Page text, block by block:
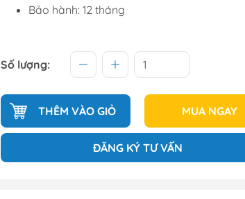
Bảo hành: 12 tháng
Số lượng:
THÊM VÀO GIỎ MUA NGAY
ĐĂNG KÝ TƯ VẤN